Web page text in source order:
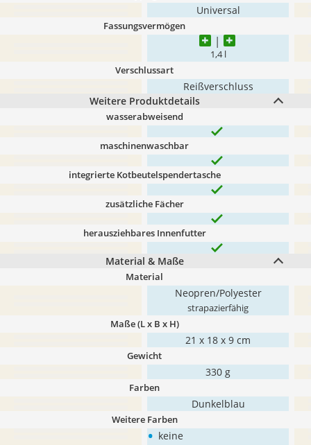
Universal
Fassungsvermögen
1,4 l
Verschlussart
Reißverschluss
Weitere Produktdetails
wasserabweisend
maschinenwaschbar
integrierte Kotbeutelspendertasche
zusätzliche Fächer
herausziehbares Innenfutter
Material & Maße
Material
Neopren/Polyester
strapazierfähig
Maße (L x B x H)
‎21 x 18 x 9 cm
Gewicht
330 g
Farben
Dunkelblau
Weitere Farben
• keine